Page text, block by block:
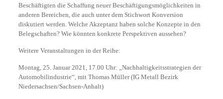
Beschäftigten die Schaffung neuer Beschäftigungsmöglichkeiten in
anderen Bereichen, die auch unter dem Stichwort Konversion
diskutiert werden. Welche Akzeptanz haben solche Konzepte in den
Belegschaften? Wie könnten konkrete Perspektiven aussehen?
Weitere Veranstaltungen in der Reihe:
Montag, 25. Januar 2021, 17.00 Uhr: „Nachhaltigkeitsstrategien der
Automobilindustrie“, mit Thomas Müller (IG Metall Bezirk
Niedersachsen/Sachsen-Anhalt)